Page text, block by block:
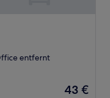
entfernt
Der
43 €